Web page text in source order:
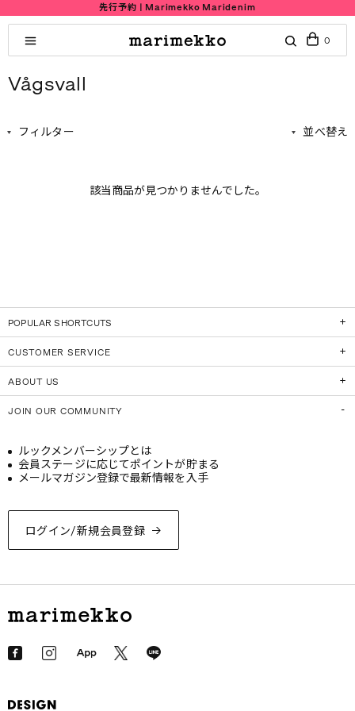
先行予約 | Marimekko Maridenim
0
Vågsvall
フィルター 並べ替え
該当商品が見つかりませんでした。
POPULAR SHORTCUTS
CUSTOMER SERVICE
ABOUT US
JOIN OUR COMMUNITY
ログイン/新規会員登録
ルックメンバーシップとは
会員ステージに応じてポイントが貯まる
メールマガジン登録で最新情報を入手